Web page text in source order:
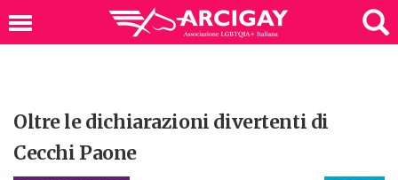
Oltre le dichiarazioni divertenti di
Cecchi Paone